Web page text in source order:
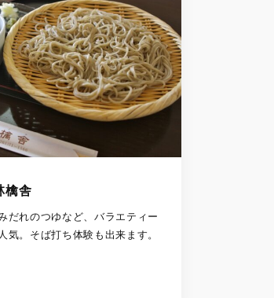
檎舎
だれのつゆなど、バラエティー
気。そば打ち体験も出来ます。